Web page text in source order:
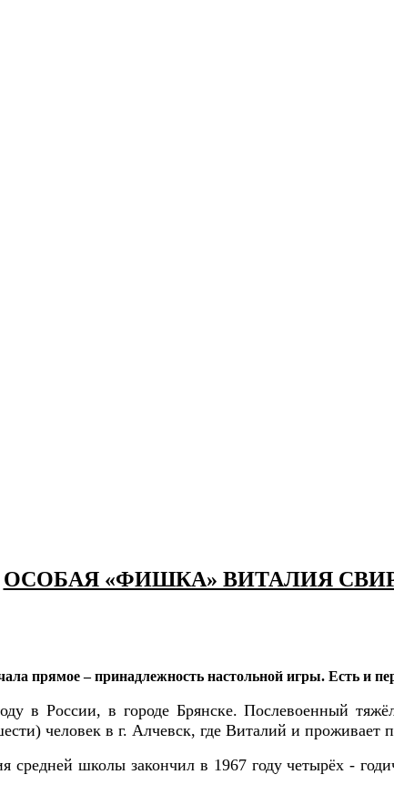
ОСОБАЯ «ФИШКА» ВИТАЛИЯ
прямое – принадлежность настольной игры. Есть и
в России, в городе Брянске. Послевоенный
человек в г. Алчевск, где Виталий и проживает
средней школы закончил в 1967 году четырёх -